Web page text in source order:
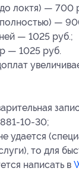
локтя) — 700
—
— 1025 руб.;
— 1025 руб.
10-30;
удается
то для
написать в